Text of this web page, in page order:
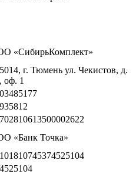
«СибирьКомплект»
г. Тюмень ул. Чекистов, д.
оф. 1
«Банк Точка»